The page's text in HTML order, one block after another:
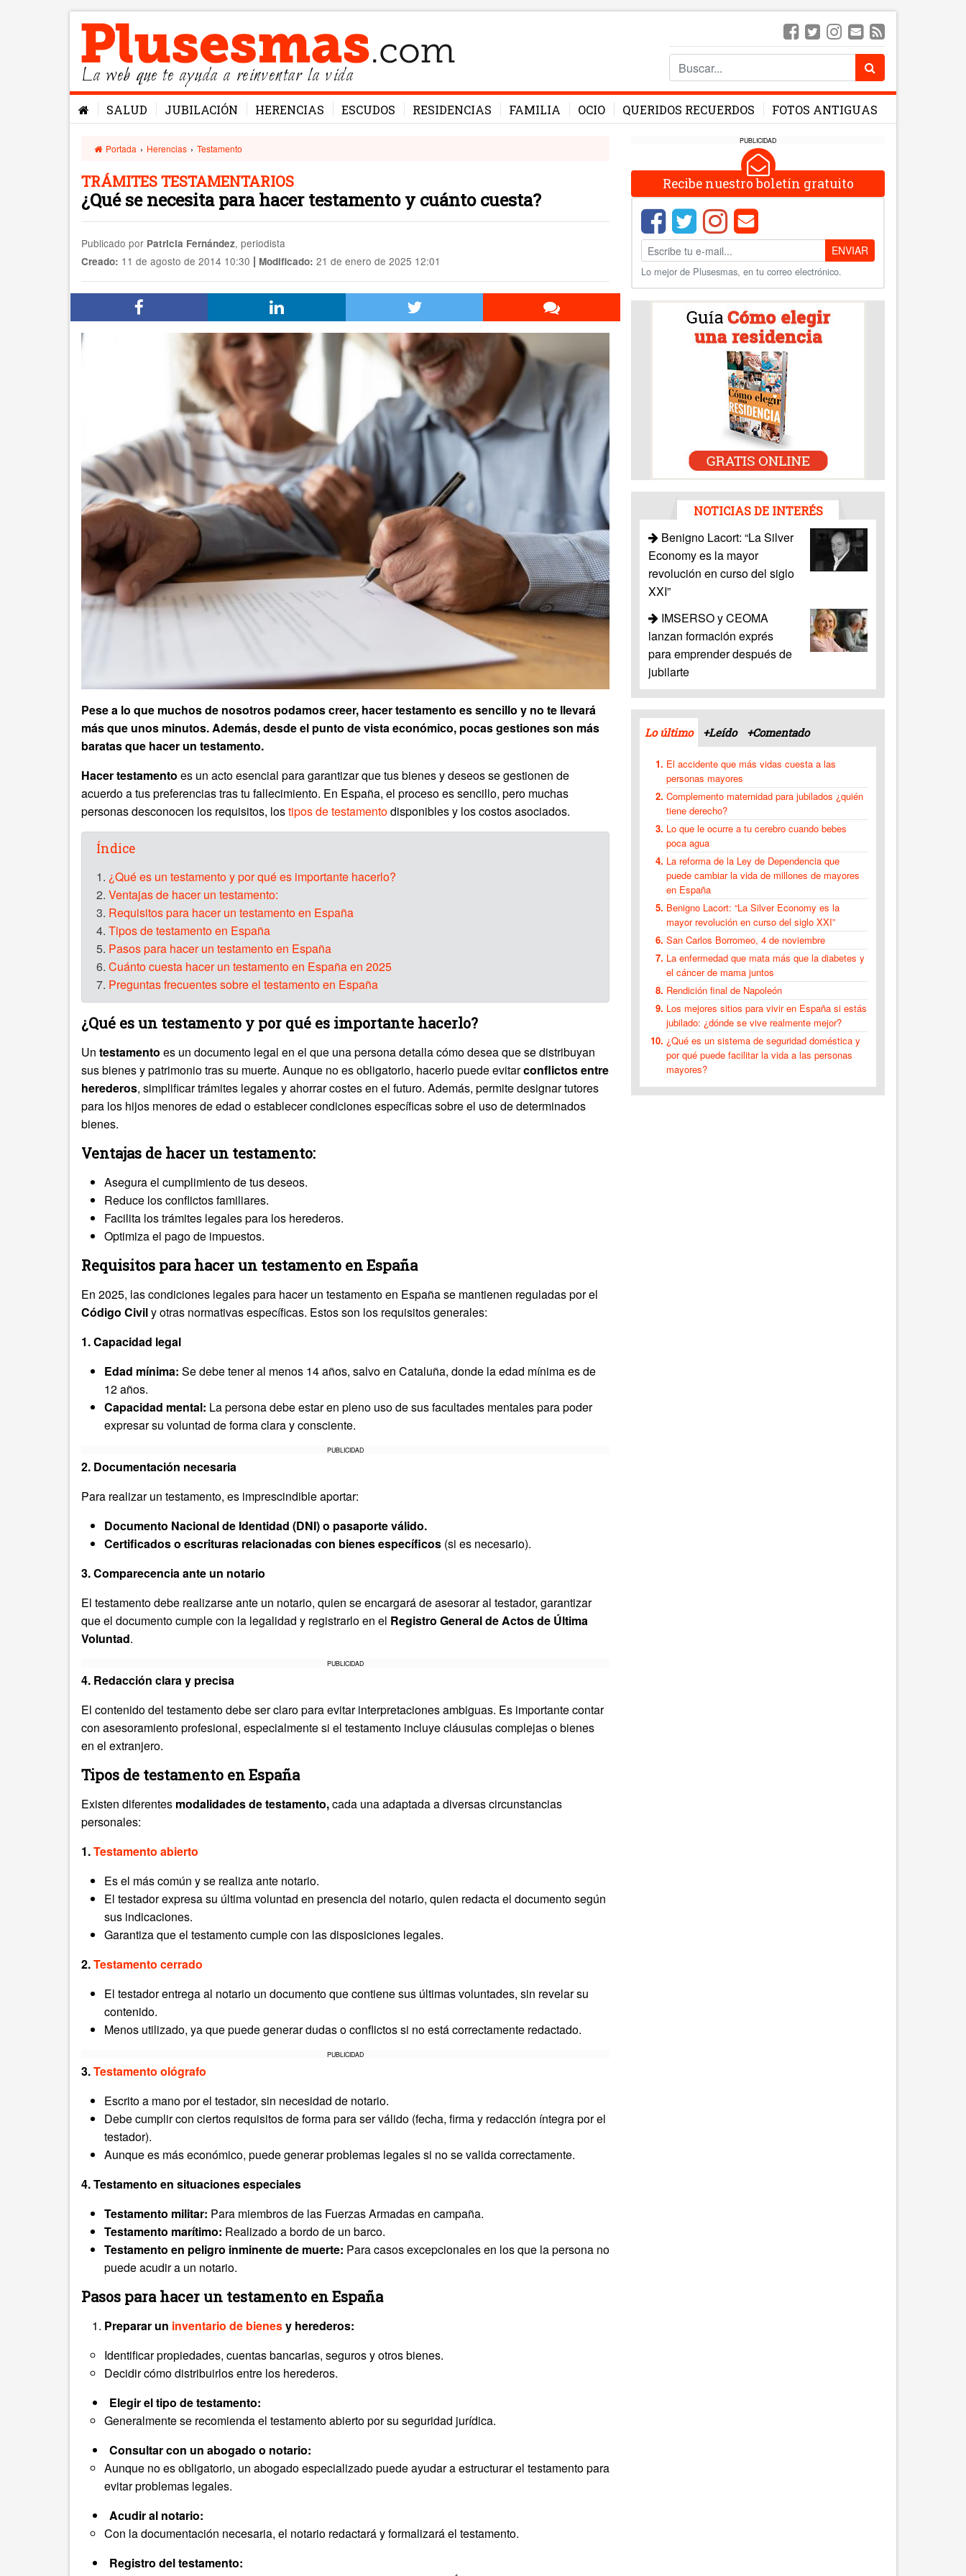
La web que te ayuda a reinventar la vida
SALUD JUBILACIÓN HERENCIAS ESCUDOS RESIDENCIAS FAMILIA OCIO QUERIDOS RECUERDOS FOTOS ANTIGUAS
Portada › Herencias › Testamento
TRÁMITES TESTAMENTARIOS
¿Qué se necesita para hacer testamento y cuánto cuesta?
Publicado por Patricia Fernández, periodista
Creado: 11 de agosto de 2014 10:30 | Modificado: 21 de enero de 2025 12:01
Pese a lo que muchos de nosotros podamos creer, hacer testamento es sencillo y no te llevará
más que unos minutos. Además, desde el punto de vista económico, pocas gestiones son más
baratas que hacer un testamento.
Hacer testamento es un acto esencial para garantizar que tus bienes y deseos se gestionen de
acuerdo a tus preferencias tras tu fallecimiento. En España, el proceso es sencillo, pero muchas
personas desconocen los requisitos, lostipos de testamentodisponibles y los costos asociados.
Índice
1. ¿Qué es un testamento y por qué es importante hacerlo?
2. Ventajas de hacer un testamento:
3. Requisitos para hacer un testamento en España
4. Tipos de testamento en España
5. Pasos para hacer un testamento en España
6. Cuánto cuesta hacer un testamento en España en 2025
7. Preguntas frecuentes sobre el testamento en España
¿Qué es un testamento y por qué es importante hacerlo?
Un testamento es un documento legal en el que una persona detalla cómo desea que se distribuyan
sus bienes y patrimonio tras su muerte. Aunque no es obligatorio, hacerlo puede evitarconflictos entre
herederos, simplificar trámites legales y ahorrar costes en el futuro. Además, permite designar tutores
para los hijos menores de edad o establecer condiciones específicas sobre el uso de determinados
bienes.
Ventajas de hacer un testamento:
Asegura el cumplimiento de tus deseos.
Reduce los conflictos familiares.
Facilita los trámites legales para los herederos.
Optimiza el pago de impuestos.
Requisitos para hacer un testamento en España
En 2025, las condiciones legales para hacer un testamento en España se mantienen reguladas por el
Código Civily otras normativas específicas. Estos son los requisitos generales:
1. Capacidad legal
Edad mínima: Se debe tener al menos 14 años, salvo en Cataluña, donde la edad mínima es de
12 años.
Capacidad mental: La persona debe estar en pleno uso de sus facultades mentales para poder
expresar su voluntad de forma clara y consciente.
PUBLICIDAD
2. Documentación necesaria
Para realizar un testamento, es imprescindible aportar:
Documento Nacional de Identidad (DNI) o pasaporte válido.
Certificados o escrituras relacionadas con bienes específicos (si es necesario).
3. Comparecencia ante un notario
El testamento debe realizarse ante un notario, quien se encargará de asesorar al testador, garantizar
que el documento cumple con la legalidad y registrarlo en el Registro General de Actos de Última
Voluntad.
PUBLICIDAD
4. Redacción clara y precisa
El contenido del testamento debe ser claro para evitar interpretaciones ambiguas. Es importante contar
con asesoramiento profesional, especialmente si el testamento incluye cláusulas complejas o bienes
en el extranjero.
Tipos de testamento en España
Existen diferentes modalidades de testamento,cada una adaptada a diversas circunstancias
personales:
1.Testamento abierto
Es el más común y se realiza ante notario.
El testador expresa su última voluntad en presencia del notario, quien redacta el documento según
sus indicaciones.
Garantiza que el testamento cumple con las disposiciones legales.
2.Testamento cerrado
El testador entrega al notario un documento que contiene sus últimas voluntades, sin revelar su
contenido.
Menos utilizado, ya que puede generar dudas o conflictos si no está correctamente redactado.
PUBLICIDAD
3.Testamento ológrafo
Escrito a mano por el testador, sin necesidad de notario.
Debe cumplir con ciertos requisitos de forma para ser válido (fecha, firma y redacción íntegra por el
testador).
Aunque es más económico, puede generar problemas legales si no se valida correctamente.
4. Testamento en situaciones especiales
Testamento militar: Para miembros de las Fuerzas Armadas en campaña.
Testamento marítimo: Realizado a bordo de un barco.
Testamento en peligro inminente de muerte: Para casos excepcionales en los que la persona no
puede acudir a un notario.
Pasos para hacer un testamento en España
Preparar un inventario de bienesy herederos:
Identificar propiedades, cuentas bancarias, seguros y otros bienes.
Decidir cómo distribuirlos entre los herederos.
Elegir el tipo de testamento:
Generalmente se recomienda el testamento abierto por su seguridad jurídica.
Consultar con un abogado o notario:
Aunque no es obligatorio, un abogado especializado puede ayudar a estructurar el testamento para
evitar problemas legales.
Acudir al notario:
Con la documentación necesaria, el notario redactará y formalizará el testamento.
Registro del testamento:
PUBLICIDAD
Recibe nuestro boletín gratuito
ENVIAR
Lo mejor de Plusesmas, en tu correo electrónico.
NOTICIAS DE INTERÉS
Benigno Lacort: “La Silver
Economy es la mayor
revolución en curso del siglo
XXI”
IMSERSO y CEOMA
lanzan formación exprés
para emprender después de
jubilarte
Lo último +Leído +Comentado
El accidente que más vidas cuesta a las
personas mayores
Complemento maternidad para jubilados ¿quién
tiene derecho?
Lo que le ocurre a tu cerebro cuando bebes
poca agua
La reforma de la Ley de Dependencia que
puede cambiar la vida de millones de mayores
en España
Benigno Lacort: “La Silver Economy es la
mayor revolución en curso del siglo XXI”
San Carlos Borromeo, 4 de noviembre
La enfermedad que mata más que la diabetes y
el cáncer de mama juntos
Rendición final de Napoleón
Los mejores sitios para vivir en España si estás
jubilado: ¿dónde se vive realmente mejor?
¿Qué es un sistema de seguridad doméstica y
por qué puede facilitar la vida a las personas
mayores?